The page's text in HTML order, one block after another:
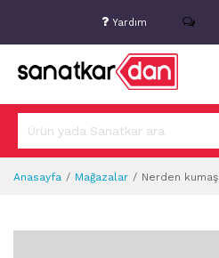
Yardım
Anasayfa Mağazalar Nerden kumaş